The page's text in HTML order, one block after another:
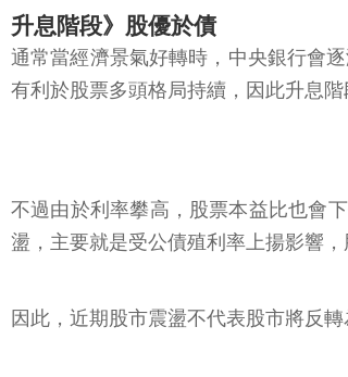
升息階段》股優於債
通常當經濟景氣好轉時，中央銀行會
有利於股票多頭格局持續，因此升息階
不過由於利率攀高，股票本益比也會
盪，主要就是受公債殖利率上揚影響
因此，近期股市震盪不代表股市將反